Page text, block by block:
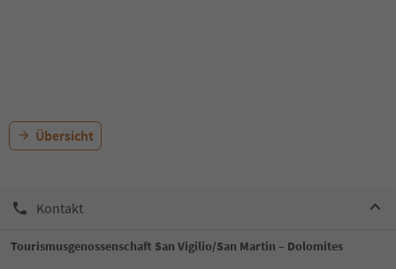
Übersicht
Kontakt
Tourismusgenossenschaft San Vigilio/San Martin – Dolomites